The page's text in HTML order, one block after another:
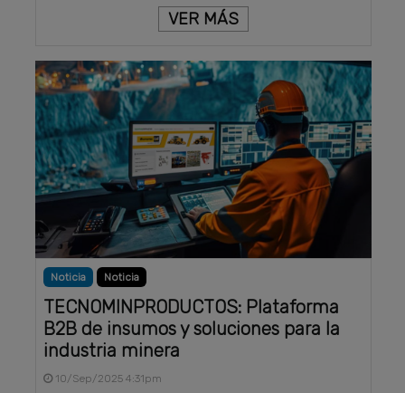
VER MÁS
Noticia Noticia
TECNOMINPRODUCTOS: Plataforma
B2B de insumos y soluciones para la
industria minera
10/Sep/2025 4:31pm